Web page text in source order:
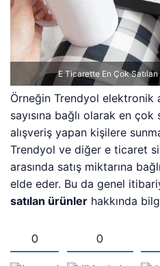
E Ticarette En Çok
Örneğin Trendyol elektronik
sayısına bağlı olarak en çok
alışveriş yapan kişilere
Trendyol ve diğer e ticaret
arasında satış miktarına
elde eder. Bu da genel
satılan ürünler hakkında
0 0